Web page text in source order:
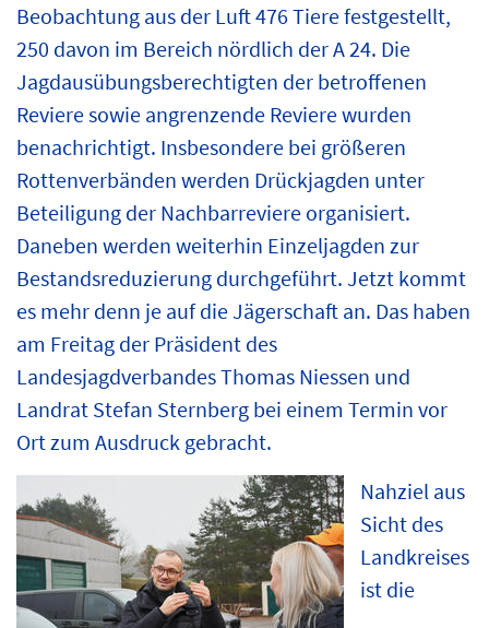
Beobachtung aus der Luft 476 Tiere festgestellt,
250 davon im Bereich nördlich der A 24. Die
Jagdausübungsberechtigten der betroffenen
Reviere sowie angrenzende Reviere wurden
benachrichtigt. Insbesondere bei größeren
Rottenverbänden werden Drückjagden unter
Beteiligung der Nachbarreviere organisiert.
Daneben werden weiterhin Einzeljagden zur
Bestandsreduzierung durchgeführt. Jetzt kommt
es mehr denn je auf die Jägerschaft an. Das haben
am Freitag der Präsident des
Landesjagdverbandes Thomas Niessen und
Landrat Stefan Sternberg bei einem Termin vor
Ort zum Ausdruck gebracht.
Nahziel aus
Sicht des
Landkreises
ist die